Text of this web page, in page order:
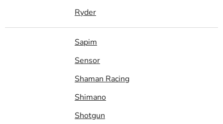
Ryder
Sapim
Sensor
Shaman Racing
Shimano
Shotgun